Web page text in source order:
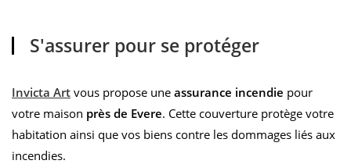
S'assurer pour se protéger
Invicta Art vous propose une assurance incendie pour
votre maison près de Evere. Cette couverture protège votre
habitation ainsi que vos biens contre les dommages liés aux
incendies.